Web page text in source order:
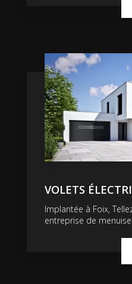
VOLETS
Implantée à Foix,
entreprise de